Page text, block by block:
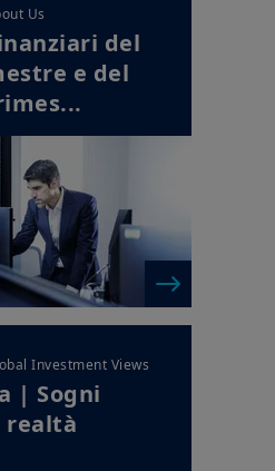
Us
del
e del
Investment Views
| Sogni
realtà